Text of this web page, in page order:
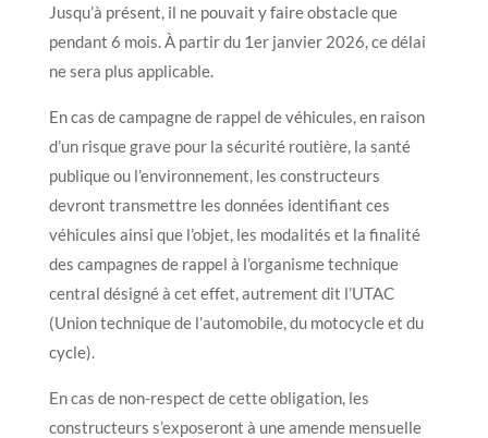
Jusqu’à présent, il ne pouvait y faire obstacle que
pendant 6 mois. À partir du 1er janvier 2026, ce délai
ne sera plus applicable.
En cas de campagne de rappel de véhicules, en raison
d’un risque grave pour la sécurité routière, la santé
publique ou l’environnement, les constructeurs
devront transmettre les données identifiant ces
véhicules ainsi que l’objet, les modalités et la finalité
des campagnes de rappel à l’organisme technique
central désigné à cet effet, autrement dit l’UTAC
(Union technique de l’automobile, du motocycle et du
cycle).
En cas de non-respect de cette obligation, les
constructeurs s’exposeront à une amende mensuelle